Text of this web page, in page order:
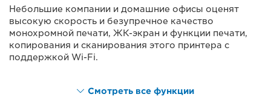
Небольшие компании и домашние офисы оценят
высокую скорость и безупречное качество
монохромной печати, ЖК-экран и функции печати,
копирования и сканирования этого принтера с
поддержкой Wi-Fi.
Смотреть все функции